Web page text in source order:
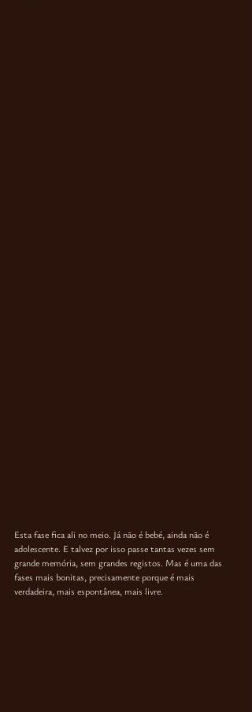
Esta fase fica ali no meio. Já não é bebé, ainda não é
adolescente. E talvez por isso passe tantas vezes sem
grande memória, sem grandes registos. Mas é uma das
fases mais bonitas, precisamente porque é mais
verdadeira, mais espontânea, mais livre.